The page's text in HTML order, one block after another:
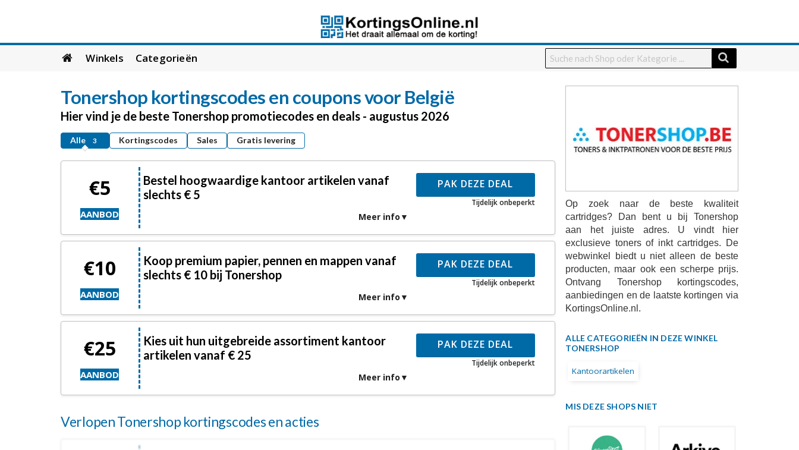
Skip
to
Winkels Categorieën
Op zoek naar de beste kwaliteit
cartridges? Dan bent u bij Tonershop
aan het juiste adres. U vindt hier
exclusieve toners of inkt cartridges. De
webwinkel biedt u niet alleen de beste
producten, maar ook een scherpe prijs.
Ontvang Tonershop kortingscodes,
aanbiedingen en de laatste kortingen via
KortingsOnline.nl.
ALLE CATEGORIEËN IN DEZE WINKEL
TONERSHOP
Kantoorartikelen
MIS DEZE SHOPS NIET
Tonershop kortingscodes en coupons voor België
Hier vind je de beste Tonershop promotiecodes en deals - augustus 2026
Alle 3 Kortingscodes Sales Gratis levering
€5
AANBOD
Bestel hoogwaardige kantoor artikelen vanaf
slechts € 5
Meer info
PAK DEZE DEAL
Tijdelijk onbeperkt
€10
AANBOD
Koop premium papier, pennen en mappen vanaf
slechts € 10 bij Tonershop
Meer info
PAK DEZE DEAL
Tijdelijk onbeperkt
€25
AANBOD
Kies uit hun uitgebreide assortiment kantoor
artikelen vanaf € 25
Meer info
PAK DEZE DEAL
Tijdelijk onbeperkt
Verlopen Tonershop kortingscodes en acties